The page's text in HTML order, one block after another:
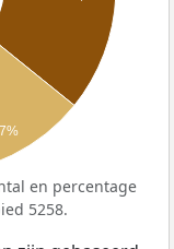
en percentage
5258.